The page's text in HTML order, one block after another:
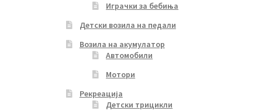
Играчки за бебиња
Детски возила на педали
Возила на акумулатор
Автомобили
Мотори
Рекреација
Детски трицикли